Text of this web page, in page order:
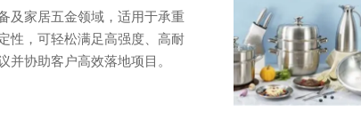
及家居五金领域，适用于承重
性，可轻松满足高强度、高耐
并协助客户高效落地项目。